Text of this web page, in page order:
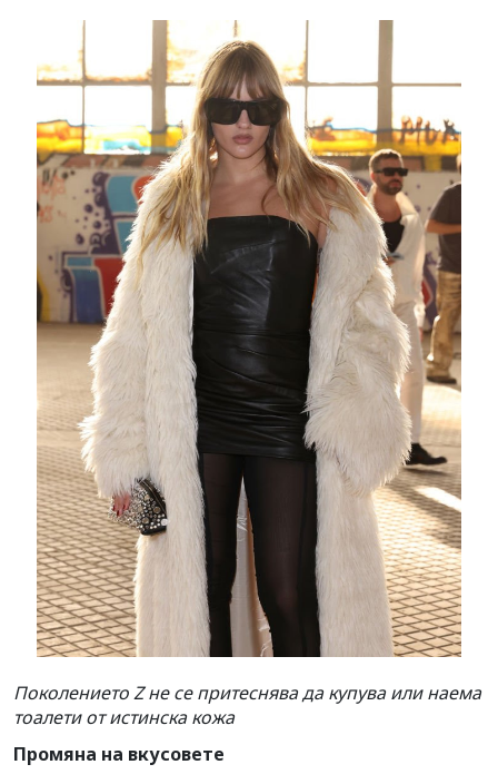
Поколението Z не се притеснява да купува или наема
тоалети от истинска кожа
Промяна на вкусовете